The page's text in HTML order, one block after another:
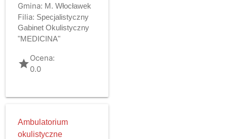
Gmina: M. Włocławek
Filia: Specjalistyczny
Gabinet Okulistyczny
"MEDICINA"
gradeOcena:
0.0
Ambulatorium
okulistyczne